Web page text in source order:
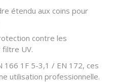
étendu aux coins pour
contre les
filtre UV.
166 1F 5-3,1 / EN 172, ces
utilisation professionnelle.